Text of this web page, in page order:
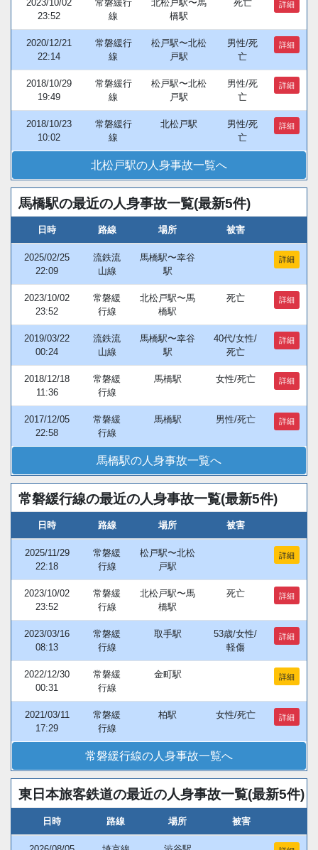
2023/10/02
23:52
常磐緩行
線
北松戸駅〜馬
橋駅
死亡 詳細
2020/12/21
22:14
常磐緩行
線
松戸駅〜北松
戸駅
男性/死
亡
詳細
2018/10/29
19:49
常磐緩行
線
松戸駅〜北松
戸駅
男性/死
亡
詳細
2018/10/23
10:02
常磐緩行
線
北松戸駅
男性/死
亡
詳細
北松戸駅の人身事故一覧へ
馬橋駅の最近の人身事故一覧(最新5件)
日時 路線 場所 被害
2025/02/25
22:09
流鉄流
山線
馬橋駅〜幸谷
駅
詳細
2023/10/02
23:52
常磐緩
行線
北松戸駅〜馬
橋駅
死亡 詳細
2019/03/22
00:24
流鉄流
山線
馬橋駅〜幸谷
駅
40代/女性/
死亡
詳細
2018/12/18
11:36
常磐緩
行線
馬橋駅 女性/死亡 詳細
2017/12/05
22:58
常磐緩
行線
馬橋駅 男性/死亡 詳細
馬橋駅の人身事故一覧へ
常磐緩行線の最近の人身事故一覧(最新5件)
日時 路線 場所 被害
2025/11/29
22:18
常磐緩
行線
松戸駅〜北松
戸駅
詳細
2023/10/02
23:52
常磐緩
行線
北松戸駅〜馬
橋駅
死亡 詳細
2023/03/16
08:13
常磐緩
行線
取手駅
53歳/女性/
軽傷
詳細
2022/12/30
00:31
常磐緩
行線
金町駅 詳細
2021/03/11
17:29
常磐緩
行線
柏駅 女性/死亡 詳細
常磐緩行線の人身事故一覧へ
東日本旅客鉄道の最近の人身事故一覧(最新5件)
日時 路線 場所 被害